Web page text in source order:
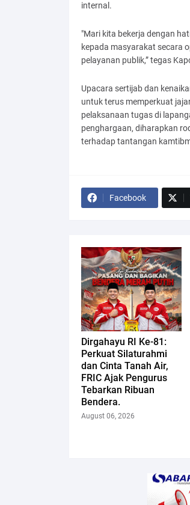
internal.
"Mari kita bekerja dengan
kepada masyarakat secara
pelayanan publik,” tegas
Upacara sertijab dan
untuk terus memperkuat
pelaksanaan tugas di
penghargaan, diharapkan
terhadap tantangan
Facebook
Dirgahayu RI Ke-81:
Perkuat Silaturahmi
dan Cinta Tanah Air,
FRIC Ajak Pengurus
Tebarkan Ribuan
Bendera.
August 06, 2026